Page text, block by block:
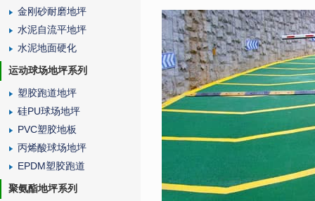
金刚砂耐磨地坪
水泥自流平地坪
水泥地面硬化
运动球场地坪系列
塑胶跑道地坪
硅PU球场地坪
PVC塑胶地板
丙烯酸球场地坪
EPDM塑胶跑道
聚氨酯地坪系列